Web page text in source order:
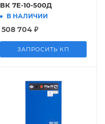
ВК 7E-10-500Д
В НАЛИЧИИ
508 704 ₽
ЗАПРОСИТЬ КП